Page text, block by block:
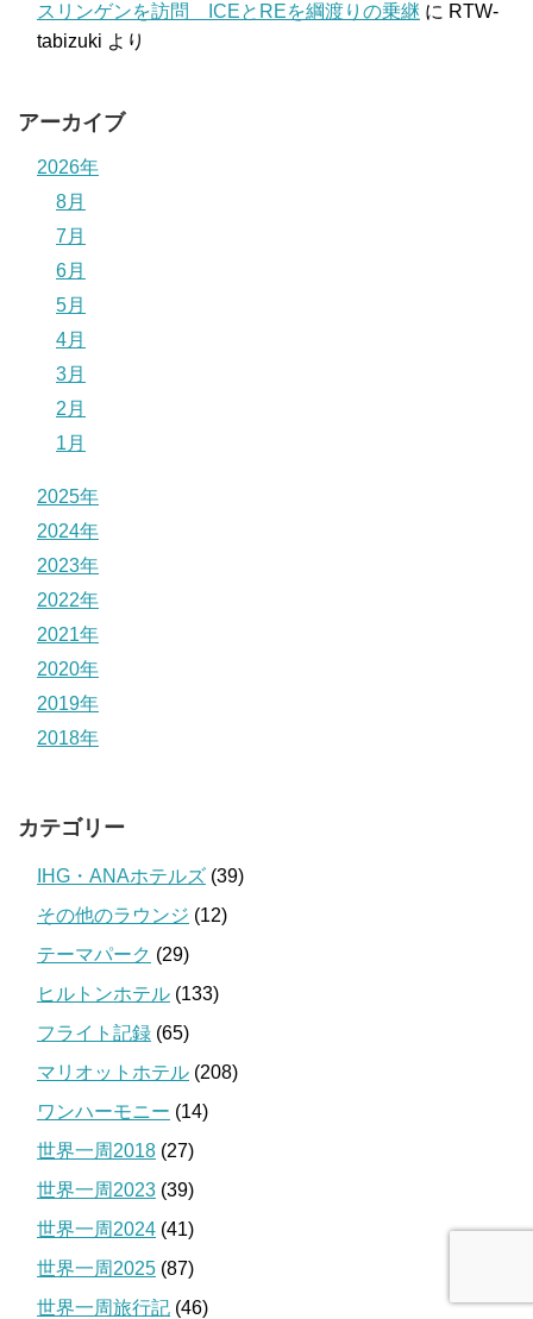
スリンゲンを訪問 ICEとREを綱渡りの乗継 に RTW-
tabizuki より
アーカイブ
2026年
8月
7月
6月
5月
4月
3月
2月
1月
2025年
2024年
2023年
2022年
2021年
2020年
2019年
2018年
カテゴリー
IHG・ANAホテルズ (39)
その他のラウンジ (12)
テーマパーク (29)
ヒルトンホテル (133)
フライト記録 (65)
マリオットホテル (208)
ワンハーモニー (14)
世界一周2018 (27)
世界一周2023 (39)
世界一周2024 (41)
世界一周2025 (87)
世界一周旅行記 (46)